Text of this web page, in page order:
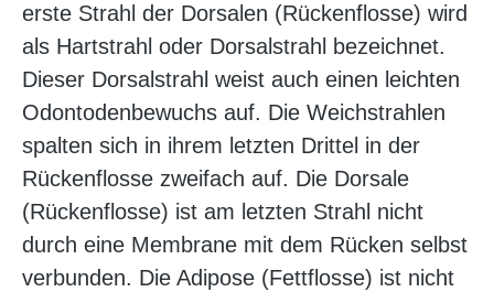
erste Strahl der Dorsalen (Rückenflosse) wird
als Hartstrahl oder Dorsalstrahl bezeichnet.
Dieser Dorsalstrahl weist auch einen leichten
Odontodenbewuchs auf. Die Weichstrahlen
spalten sich in ihrem letzten Drittel in der
Rückenflosse zweifach auf. Die Dorsale
(Rückenflosse) ist am letzten Strahl nicht
durch eine Membrane mit dem Rücken selbst
verbunden. Die Adipose (Fettflosse) ist nicht